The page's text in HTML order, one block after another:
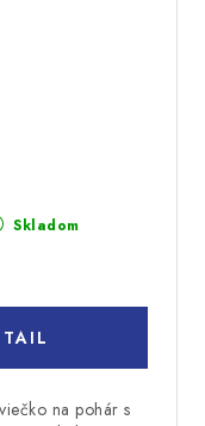
Skladom
na pohár s